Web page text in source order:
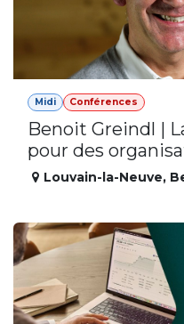
Midi Conférences
Benoit Greindl |
pour des
Louvain-la-Neuve,